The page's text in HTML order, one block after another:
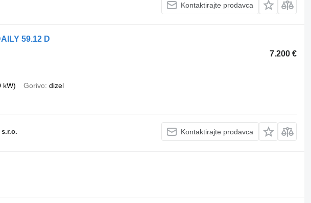
Kontaktirajte prodavca
59.12 D
7.200 €
kW) Gorivo dizel
s.r.o. Kontaktirajte prodavca